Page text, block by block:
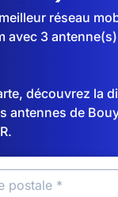
réseau
avec 3
découvrez la
antennes de